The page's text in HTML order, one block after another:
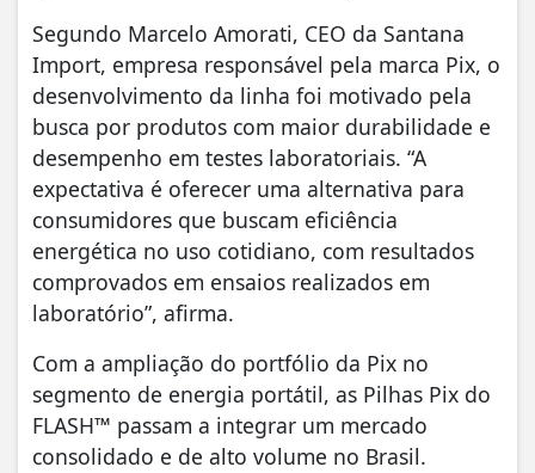
Segundo Marcelo Amorati, CEO da Santana
Import, empresa responsável pela marca Pix, o
desenvolvimento da linha foi motivado pela
busca por produtos com maior durabilidade e
desempenho em testes laboratoriais. “A
expectativa é oferecer uma alternativa para
consumidores que buscam eficiência
energética no uso cotidiano, com resultados
comprovados em ensaios realizados em
laboratório”, afirma.
Com a ampliação do portfólio da Pix no
segmento de energia portátil, as Pilhas Pix do
FLASH™ passam a integrar um mercado
consolidado e de alto volume no Brasil.